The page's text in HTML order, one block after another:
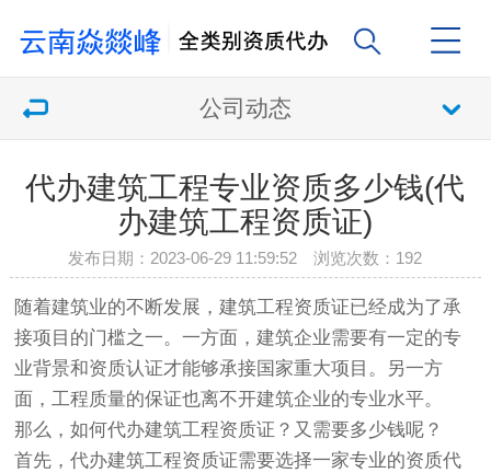
公司动态
代办建筑工程专业资质多少钱(代
办建筑工程资质证)
发布日期：2023-06-29 11:59:52 浏览次数： 192
随着建筑业的不断发展，建筑工程资质证已经成为了承
接项目的门槛之一。一方面，建筑企业需要有一定的专
业背景和资质认证才能够承接国家重大项目。另一方
面，工程质量的保证也离不开建筑企业的专业水平。
那么，如何代办建筑工程资质证？又需要多少钱呢？
首先，代办建筑工程资质证需要选择一家专业的资质代